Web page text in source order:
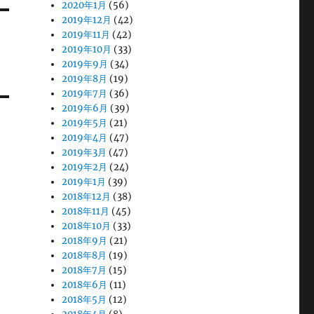
2020年1月 (56)
2019年12月 (42)
2019年11月 (42)
2019年10月 (33)
2019年9月 (34)
2019年8月 (19)
2019年7月 (36)
2019年6月 (39)
2019年5月 (21)
2019年4月 (47)
2019年3月 (47)
2019年2月 (24)
2019年1月 (39)
2018年12月 (38)
2018年11月 (45)
2018年10月 (33)
2018年9月 (21)
2018年8月 (19)
2018年7月 (15)
2018年6月 (11)
2018年5月 (12)